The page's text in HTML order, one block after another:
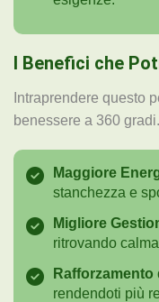
I Benefici che
Intraprendere questo
benessere a 360
Maggiore
stanchezza e
Migliore
ritrovando
Rafforzamento
rendendoti più